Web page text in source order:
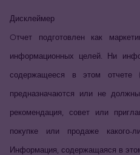
Дисклеймер
Oтчет подготовлен как
информационных целей. Ни
содержащееся в этом отчете
предназначаются или не
рекомендация, совет или
покупке или продаже какого-
Информация, содержащаяся в